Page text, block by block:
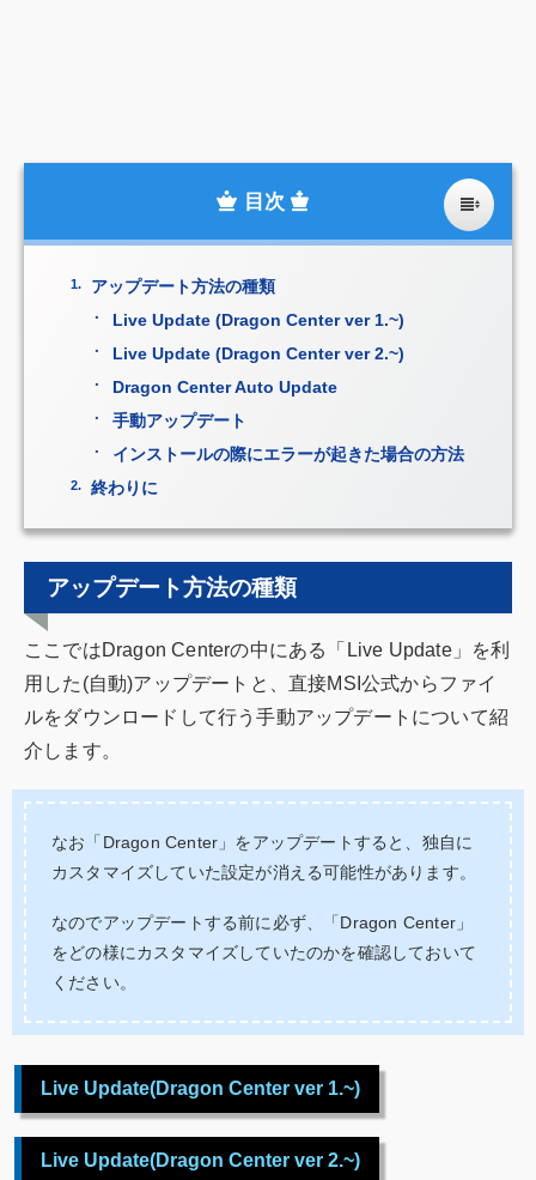
アップデート方法の種類
Live Update (Dragon Center ver 1.~)
Live Update (Dragon Center ver 2.~)
Dragon Center Auto Update
手動アップデート
インストールの際にエラーが起きた場合の方法
終わりに
アップデート方法の種類
ここではDragon Centerの中にある「Live Update」を利
用した(自動)アップデートと、直接MSI公式からファイ
ルをダウンロードして行う手動アップデートについて紹
介します。
なお「Dragon Center」をアップデートすると、独自に
カスタマイズしていた設定が消える可能性があります。
なのでアップデートする前に必ず、「Dragon Center」
をどの様にカスタマイズしていたのかを確認しておいて
ください。
Live Update(Dragon Center ver 1.~)
Live Update(Dragon Center ver 2.~)